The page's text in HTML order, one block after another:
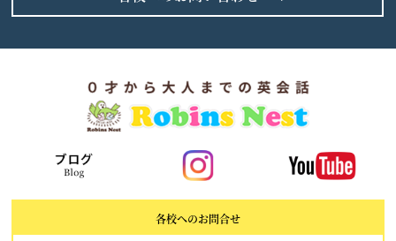
各校へのお問合せ